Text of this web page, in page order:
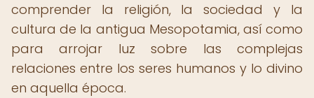
comprender la religión, la sociedad y la
cultura de la antigua Mesopotamia, así como
para arrojar luz sobre las complejas
relaciones entre los seres humanos y lo divino
en aquella época.